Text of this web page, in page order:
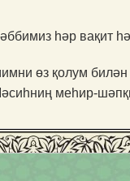
һәр вақит
өз қолум
меһир-